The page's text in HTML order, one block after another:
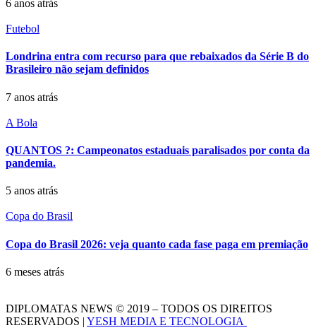
6 anos atrás
Futebol
Londrina entra com recurso para que rebaixados da Série B do
Brasileiro não sejam definidos
7 anos atrás
A Bola
QUANTOS ?: Campeonatos estaduais paralisados por conta da
pandemia.
5 anos atrás
Copa do Brasil
Copa do Brasil 2026: veja quanto cada fase paga em premiação
6 meses atrás
DIPLOMATAS NEWS © 2019 – TODOS OS DIREITOS
RESERVADOS | YESH MEDIA E TECNOLOGIA